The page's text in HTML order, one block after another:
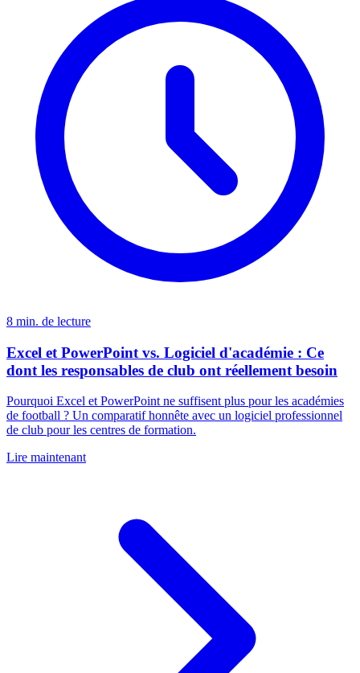
8 min. de lecture
Excel et PowerPoint vs. Logiciel d'académie : Ce
dont les responsables de club ont réellement besoin
Pourquoi Excel et PowerPoint ne suffisent plus pour les académies
de football ? Un comparatif honnête avec un logiciel professionnel
de club pour les centres de formation.
Lire maintenant